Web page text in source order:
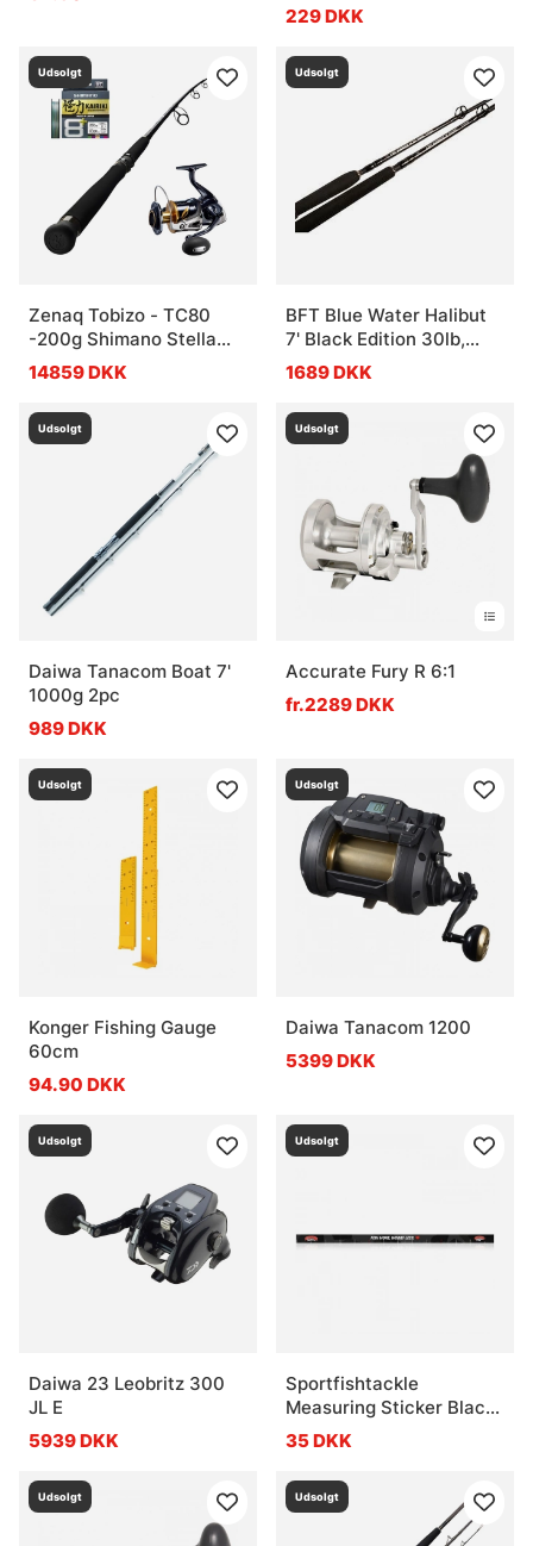
229 DKK
Udsolgt
Zenaq Tobizo - TC80
-200g Shimano Stella
Combo
14859 DKK
Udsolgt
BFT Blue Water Halibut
7' Black Edition 30lb,
2pcs
1689 DKK
Udsolgt
Daiwa Tanacom Boat 7'
1000g 2pc
989 DKK
Udsolgt
Accurate Fury R 6:1
fr.2289 DKK
Udsolgt
Konger Fishing Gauge
60cm
94.90 DKK
Udsolgt
Daiwa Tanacom 1200
5399 DKK
Udsolgt
Daiwa 23 Leobritz 300
JL E
5939 DKK
Udsolgt
Sportfishtackle
Measuring Sticker Black
Camo - 136x5cm
35 DKK
Udsolgt Udsolgt